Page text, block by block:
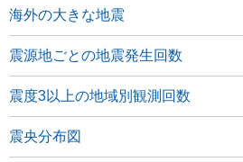
海外の大きな地震
震源地ごとの地震発生回数
震度3以上の地域別観測回数
震央分布図